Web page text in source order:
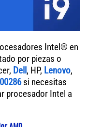
Intel® en
por piezas o
Dell, HP, Lenovo,
si necesitas
procesador Intel a